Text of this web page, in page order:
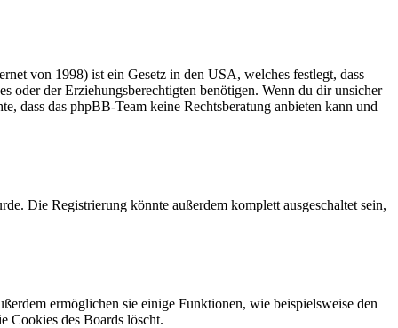
von 1998) ist ein Gesetz in den USA, welches festlegt, dass
oder der Erziehungsberechtigten benötigen. Wenn du dir unsicher
dass das phpBB-Team keine Rechtsberatung anbieten kann und
Die Registrierung könnte außerdem komplett ausgeschaltet sein,
ermöglichen sie einige Funktionen, wie beispielsweise den
Cookies des Boards löscht.